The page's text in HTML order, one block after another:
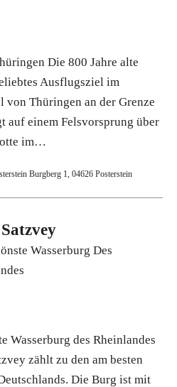
Die 800 Jahre alte
Ausflugsziel im
von Thüringen an der Grenze
auf einem Felsvorsprung über
im…
Burgberg 1, 04626 Posterstein
Wasserburg Des
Wasserburg des Rheinlandes
zählt zu den am besten
Die Burg ist mit